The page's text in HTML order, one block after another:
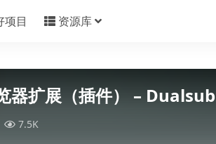
项目 资源库
扩展（插件） – Dualsub
7.5K